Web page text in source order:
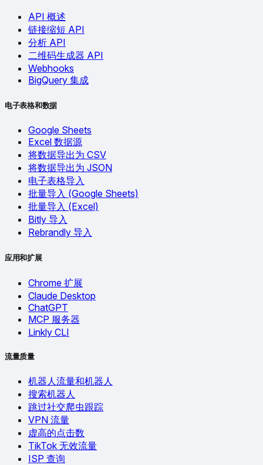
API 概述
链接缩短 API
分析 API
二维码生成器 API
Webhooks
BigQuery 集成
电子表格和数据
Google Sheets
Excel 数据源
将数据导出为 CSV
将数据导出为 JSON
电子表格导入
批量导入 (Google Sheets)
批量导入 (Excel)
Bitly 导入
Rebrandly 导入
应用和扩展
Chrome 扩展
Claude Desktop
ChatGPT
MCP 服务器
Linkly CLI
流量质量
机器人流量和机器人
搜索机器人
跳过社交爬虫跟踪
VPN 流量
虚高的点击数
TikTok 无效流量
ISP 查询